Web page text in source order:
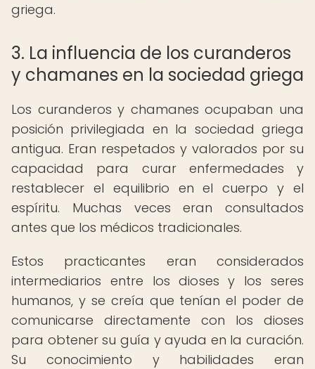
griega.
3. La influencia de los curanderos
y chamanes en la sociedad griega
Los curanderos y chamanes ocupaban una
posición privilegiada en la sociedad griega
antigua. Eran respetados y valorados por su
capacidad para curar enfermedades y
restablecer el equilibrio en el cuerpo y el
espíritu. Muchas veces eran consultados
antes que los médicos tradicionales.
Estos practicantes eran considerados
intermediarios entre los dioses y los seres
humanos, y se creía que tenían el poder de
comunicarse directamente con los dioses
para obtener su guía y ayuda en la curación.
Su conocimiento y habilidades eran